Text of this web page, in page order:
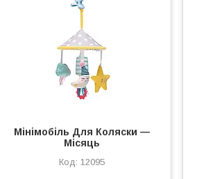
Мінімобіль Для Коляски —
Місяць
12095